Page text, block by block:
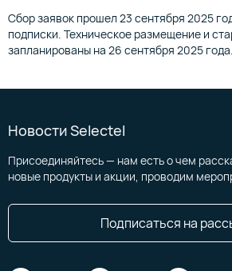
Сбор заявок прошел 23 сентября 2025
подписки. Техническое размещение и
запланированы на 26 сентября 2025 года.
Новости Selectel
Присоединяйтесь — нам есть о чем
новые продукты и акции, проводим
Подписаться на